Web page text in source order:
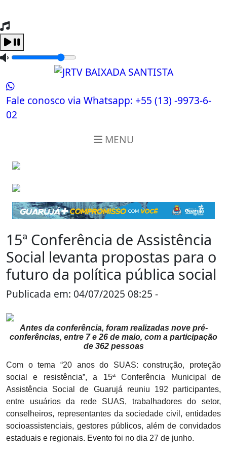
Fale conosco via Whatsapp: +55 (13) -9973-6-
02
MENU
15ª Conferência de Assistência
Social levanta propostas para o
futuro da política pública social
Publicada em: 04/07/2025 08:25 -
Antes da conferência, foram realizadas nove pré-
conferências, entre 7 e 26 de maio, com a participação
de 362 pessoas
Com o tema “20 anos do SUAS: construção, proteção
social e resistência”, a 15ª Conferência Municipal de
Assistência Social de Guarujá reuniu 192 participantes,
entre usuários da rede SUAS, trabalhadores do setor,
conselheiros, representantes da sociedade civil, entidades
socioassistenciais, gestores públicos, além de convidados
estaduais e regionais. Evento foi no dia 27 de junho.